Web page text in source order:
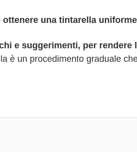
una tintarella
e suggerimenti, per rendere
è un procedimento graduale